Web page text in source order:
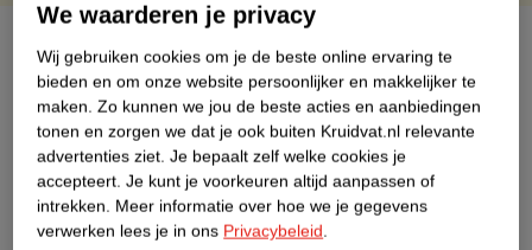
Over dit product
Productinformatie
Etiketinformatie
Nature Impact Score
We waarderen je privacy
Wij gebruiken cookies om je de beste online ervaring te
bieden en om onze website persoonlijker en makkelijker te
maken. Zo kunnen we jou de beste acties en aanbiedingen
tonen en zorgen we dat je ook buiten Kruidvat.nl relevante
advertenties ziet. Je bepaalt zelf welke cookies je
accepteert. Je kunt je voorkeuren altijd aanpassen of
intrekken. Meer informatie over hoe we je gegevens
verwerken lees je in ons Privacybeleid.